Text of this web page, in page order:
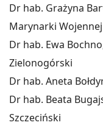
Dr hab. Grażyna
Marynarki
Dr hab. Ewa
Zielonogórski
Dr hab. Aneta
Dr hab. Beata
Szczeciński